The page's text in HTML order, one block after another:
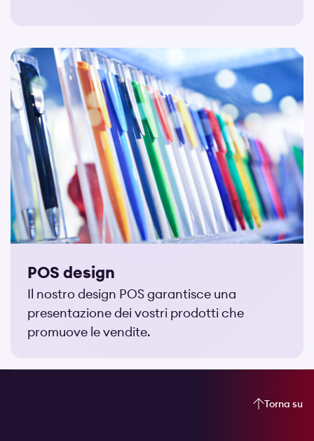
POS design
Il nostro design POS garantisce una
presentazione dei vostri prodotti che
promuove le vendite.
Torna su